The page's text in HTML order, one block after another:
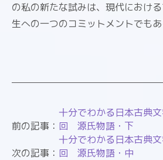
の私の新たな試みは、現代におけ
生への一つのコミットメントでもあ
十分でわかる日本古典
回 源氏物語・下
前の記事：
十分でわかる日本古典
回 源氏物語・中
次の記事：